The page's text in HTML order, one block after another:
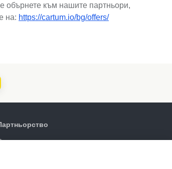
обърнете към нашите партньори,
на: https://cartum.io/bg/offers/
програма